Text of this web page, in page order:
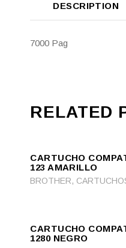
DESCRIPTION
7000 Pag
RELATED
CART
CARTUCHO
123 AMARILLO
BROTHER,
CART
CARTUCHO
1280 NEGRO